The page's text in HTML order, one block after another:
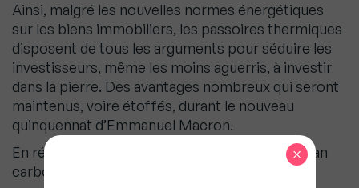
Ainsi, malgré les nouvelles normes énergétiques
sur les biens immobiliers, les passoires thermiques
disposent de tous les arguments pour séduire les
investisseurs, même les moins aguerris, à investir
dans la pierre. Des avantages nombreux qui seront
maintenus, voire étoffés, durant le nouveau
quinquennat d’Emmanuel Macron.
En rénovant les logements, on limite ainsi le bilan
carbone du marché de l’immobilier.
×